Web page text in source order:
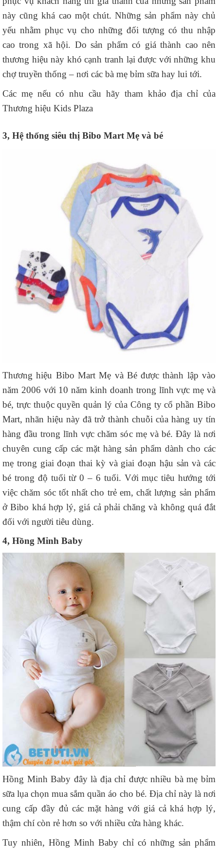
này cũng khá cao một chút. Những sản phẩm này chủ
yếu nhằm phục vụ cho những đối tượng có thu nhập
cao trong xã hội. Do sản phẩm có giá thành cao nên
thương hiệu này khó cạnh tranh lại được với những khu
chợ truyền thống – nơi các bà mẹ bỉm sữa hay lui tới.
Các mẹ nếu có nhu cầu hãy tham khảo địa chỉ của
Thương hiệu Kids Plaza
3, Hệ thống siêu thị Bibo Mart Mẹ và bé
Thương hiệu Bibo Mart Mẹ và Bé được thành lập vào
năm 2006 với 10 năm kinh doanh trong lĩnh vực mẹ và
bé, trực thuộc quyền quản lý của Công ty cổ phần Bibo
Mart, nhãn hiệu này đã trở thành chuỗi của hàng uy tín
hàng đầu trong lĩnh vực chăm sóc mẹ và bé. Đây là nơi
chuyên cung cấp các mặt hàng sản phẩm dành cho các
mẹ trong giai đoạn thai kỳ và giai đoạn hậu sản và các
bé trong độ tuổi từ 0 – 6 tuổi. Với mục tiêu hướng tới
việc chăm sóc tốt nhất cho trẻ em, chất lượng sản phẩm
ở Bibo khá hợp lý, giá cả phải chăng và không quá đắt
đối với người tiêu dùng.
4, Hồng Minh Baby
Hồng Minh Baby đây là địa chỉ được nhiều bà mẹ bỉm
sữa lụa chọn mua sắm quần áo cho bé. Địa chỉ này là nơi
cung cấp đầy đủ các mặt hàng với giá cả khá hợp lý,
thậm chí còn rẻ hơn so với nhiều cửa hàng khác.
Tuy nhiên, Hồng Minh Baby chỉ có những sản phẩm